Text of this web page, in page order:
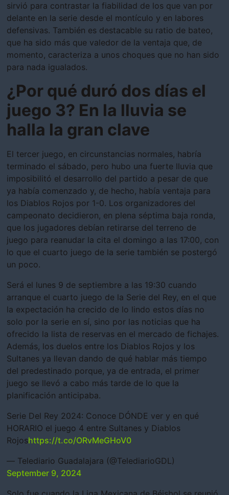
sirvió para contrastar la fiabilidad de los que van por
delante en la serie desde el montículo y en labores
defensivas. También es destacable su ratio de bateo,
que ha sido más que valedor de la ventaja que, de
momento, caracteriza a unos choques que no han sido
para nada igualados.
¿Por qué duró dos días el
juego 3? En la lluvia se
halla la gran clave
El tercer juego, en circunstancias normales, habría
terminado el sábado, pero hubo una fuerte lluvia que
imposibilitó el desarrollo del partido a pesar de que
ya había comenzado y, de hecho, había ventaja para
los Diablos Rojos por 1-0. Los organizadores del
campeonato decidieron, en plena séptima baja ronda,
que los jugadores debían retirarse del terreno de
juego para reanudar la cita el domingo a las 17:00, con
lo que el cuarto juego de la serie también se postergó
un poco.
Será el lunes 9 de septiembre a las 19:30 cuando
arranque el cuarto juego de la Serie del Rey, en el que
la expectación ha crecido de lo lindo estos días no
solo por la serie en sí, sino por las noticias que ha
ofrecido la lista de reservas en el mercado de fichajes.
Además, los duelos entre los Diablos Rojos y los
Sultanes ya llevan dando de qué hablar más tiempo
del predestinado porque, ya de entrada, el primer
juego se llevó a cabo más tarde de lo que la
planificación anticipaba.
Serie Del Rey 2024: Conoce DÓNDE ver y en qué
HORARIO el juego 4 entre Sultanes y Diablos
Rojoshttps://t.co/ORvMeGHoV0
— Telediario Guadalajara (@TelediarioGDL)
September 9, 2024